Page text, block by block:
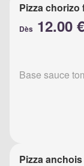
Pizza chorizo
Dès 12.00 €
Base sauce
Pizza anchois